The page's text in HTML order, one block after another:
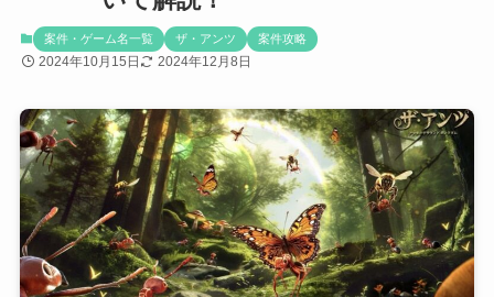
案件・ゲーム名一覧 ザ・アンツ 案件攻略
2024年10月15日 2024年12月8日